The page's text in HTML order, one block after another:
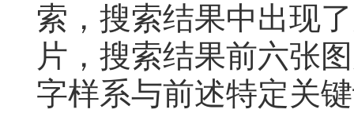
索，搜索结果中出现
片，搜索结果前六张
字样系与前述特定关